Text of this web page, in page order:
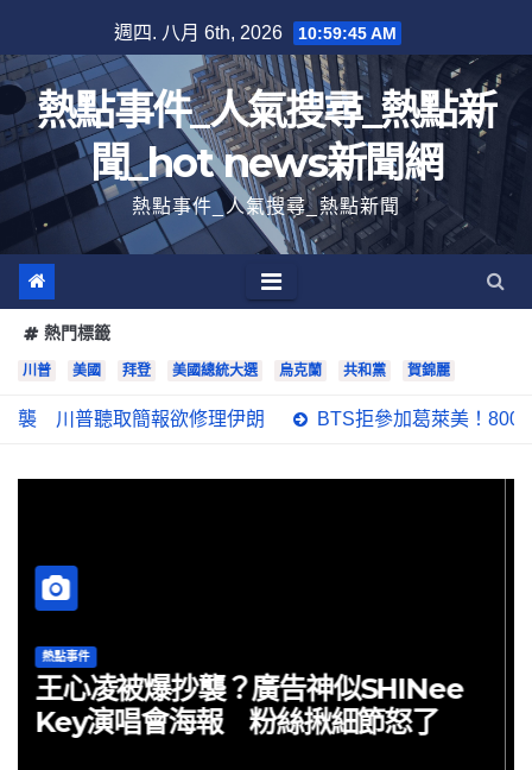
至
內
容
週四. 八月 6th, 2026 10:59:46 AM
熱點事件_人氣搜尋_熱點新
聞_hot news新聞網
熱點事件_人氣搜尋_熱點新聞
熱門標籤
川普 美國 拜登 美國總統大選 烏克蘭 共和黨 賀錦麗
簡報欲修理伊朗 BTS拒參加葛萊美！8000萬點閱影
熱點事件
王心凌被爆抄襲？廣告神似SHINee
Key演唱會海報 粉絲揪細節怒了